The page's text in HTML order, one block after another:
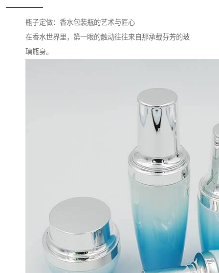
瓶子定做：香水包装瓶的艺术与匠心
在香水世界里，第一眼的触动往往来自那承载芬芳的玻
璃瓶身。